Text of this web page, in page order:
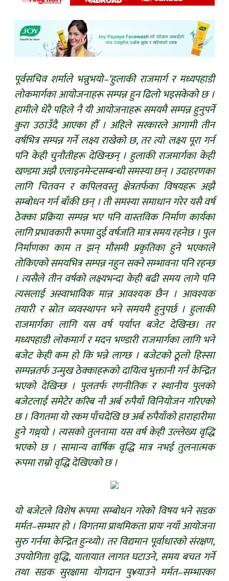
पूर्वसचिव शर्माले भन्नुभयो–‘हुलाकी राजमार्ग र मध्यपहाडी
लोकमार्गका आयोजनाहरू सम्पन्न हुन ढिलो भइसकेको छ ।
हामीले धेरै पहिले नै यी आयोजनाहरू समयमै सम्पन्न हुनुपर्ने
कुरा उठाउँदै आएका हौँ । अहिले सरकारले आगामी तीन
वर्षभित्र सम्पन्न गर्ने लक्ष्य राखेको छ, तर त्यो लक्ष्य पूरा गर्न
पनि केही चुनौतीहरू देखिन्छन् । हुलाकी राजमार्गका केही
खण्डमा अझै एलाइनमेन्टसम्बन्धी समस्या छन् । उदाहरणका
लागि चितवन र कपिलवस्तु क्षेत्रतर्फका विषयहरू अझै
सम्बोधन गर्न बाँकी छन् । ती समस्या समाधान गरेर यसै वर्ष
ठेक्का प्रक्रिया सम्पन्न भए पनि वास्तविक निर्माण कार्यका
लागि प्रभावकारी रूपमा दुई वर्षजति मात्र समय रहनेछ । पुल
निर्माणका काम त झन् मौसमी प्रकृतिका हुने भएकाले
तोकिएको समयभित्र सम्पन्न नहुन सक्ने सम्भावना पनि रहन्छ
। त्यसैले तीन वर्षको लक्ष्यभन्दा केही बढी समय लागे पनि
त्यसलाई अस्वाभाविक मान्न आवश्यक छैन । आवश्यक
तयारी र स्रोत व्यवस्थापन भने समयमै हुनुपर्छ । हुलाकी
राजमार्गका लागि यस वर्ष पर्याप्त बजेट देखिन्छ। तर
मध्यपहाडी लोकमार्ग र मदन भण्डारी राजमार्गका लागि भने
बजेट केही कम हो कि भन्ने लाग्छ । बजेटको ठूलो हिस्सा
सम्पन्नतर्फ उन्मुख ठेक्काहरूको दायित्व भुक्तानी गर्न केन्द्रित
भएको देखिन्छ । पुलतर्फ रणनीतिक र स्थानीय पुलको
बजेटलाई समेटेर करिब नौ अर्ब रुपैयाँ विनियोजन गरिएको
छ । विगतमा यो रकम पाँचदेखि छ अर्ब रुपैयाँको हाराहारीमा
हुने गथ्र्यो । त्यसको तुलनामा यस वर्ष केही उल्लेख्य वृद्धि
भएको छ । सामान्य वार्षिक वृद्धि मात्र नभई तुलनात्मक
रूपमा राम्रो वृद्धि देखिएको छ ।
यो बजेटले विशेष रूपमा सम्बोधन गरेको विषय भने सडक
मर्मत–सम्भार हो । विगतमा प्राथमिकता प्रायः नयाँ आयोजना
सुरु गर्नमा केन्द्रित हुन्थ्यो। तर विद्यमान पूर्वाधारको संरक्षण,
उपयोगिता वृद्धि, यातायात लागत घटाउने, समय बचत गर्ने
तथा सडक सुरक्षामा योगदान पु¥याउने मर्मत–सम्भारका